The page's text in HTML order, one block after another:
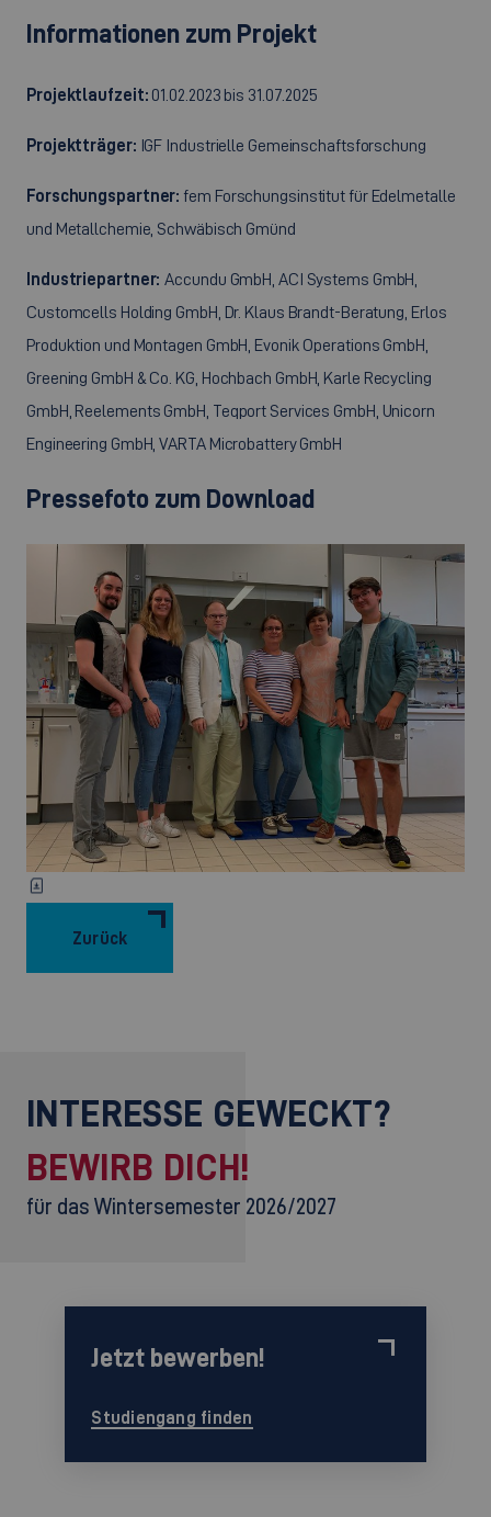
Informationen zum Projekt
Projektlaufzeit: 01.02.2023 bis 31.07.2025
Projektträger: IGF Industrielle Gemeinschaftsforschung
Forschungspartner: fem Forschungsinstitut für Edelmetalle
und Metallchemie, Schwäbisch Gmünd
Industriepartner:Accundu GmbH, ACI Systems GmbH,
Customcells Holding GmbH, Dr. Klaus Brandt-Beratung, Erlos
Produktion und Montagen GmbH, Evonik Operations GmbH,
Greening GmbH & Co. KG, Hochbach GmbH, Karle Recycling
GmbH, Reelements GmbH, Teqport Services GmbH, Unicorn
Engineering GmbH, VARTA Microbattery GmbH
Pressefoto zum Download
Zurück
INTERESSE GEWECKT?
BEWIRB DICH!
für das Wintersemester 2026/2027
Jetzt bewerben!
Studiengang finden